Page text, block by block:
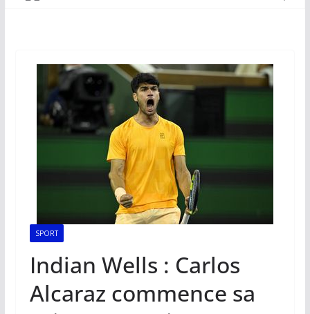
SPORT
Indian Wells : Carlos
Alcaraz commence sa